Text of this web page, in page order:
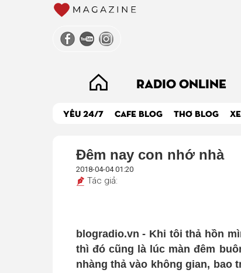
RADIO ONLINE
YÊU 24/7 CAFE BLOG THƠ BLOG
Đêm nay con nhớ nhà
2018-04-04 01:20
Tác giả:
blogradio.vn - Khi tôi thả hồn
thì đó cũng là lúc màn đêm
nhàng thả vào không gian, bao